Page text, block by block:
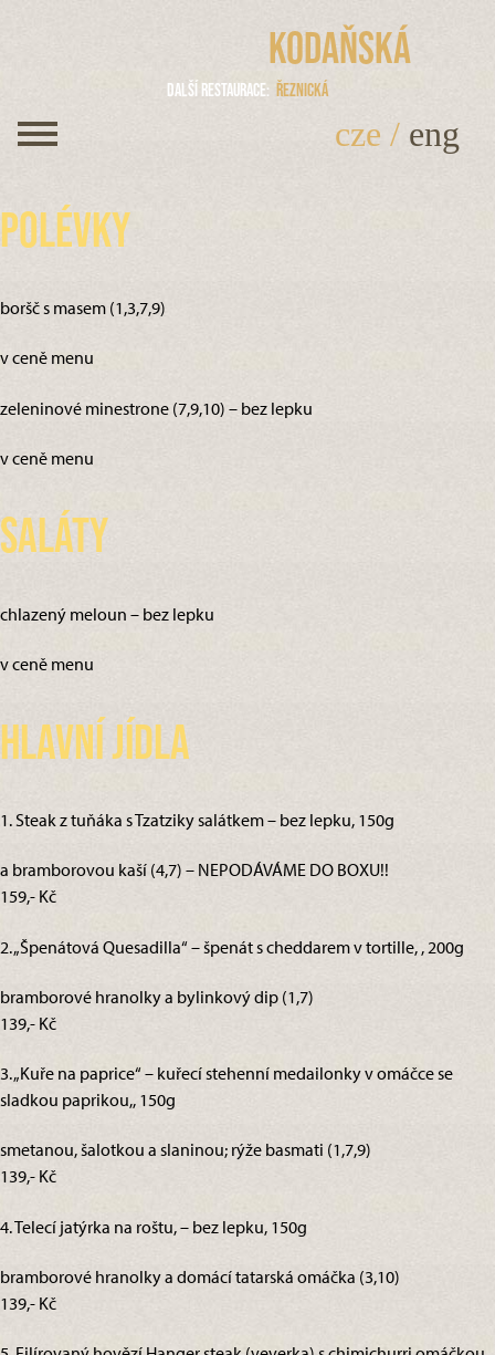
Kodaňská
Další restaurace Řeznická
cze / eng
Polévky
boršč s masem (1,3,7,9)
v ceně menu
zeleninové minestrone (7,9,10) – bez lepku
v ceně menu
Saláty
chlazený meloun – bez lepku
v ceně menu
Hlavní jídla
1. Steak z tuňáka s Tzatziky salátkem – bez lepku, 150g
a bramborovou kaší (4,7) – NEPODÁVÁME DO BOXU!!
159,- Kč
2. „Špenátová Quesadilla“ – špenát s cheddarem v tortille, , 200g
bramborové hranolky a bylinkový dip (1,7)
139,- Kč
3. „Kuře na paprice“ – kuřecí stehenní medailonky v omáčce se
sladkou paprikou,, 150g
smetanou, šalotkou a slaninou; rýže basmati (1,7,9)
139,- Kč
4. Telecí jatýrka na roštu, – bez lepku, 150g
bramborové hranolky a domácí tatarská omáčka (3,10)
139,- Kč